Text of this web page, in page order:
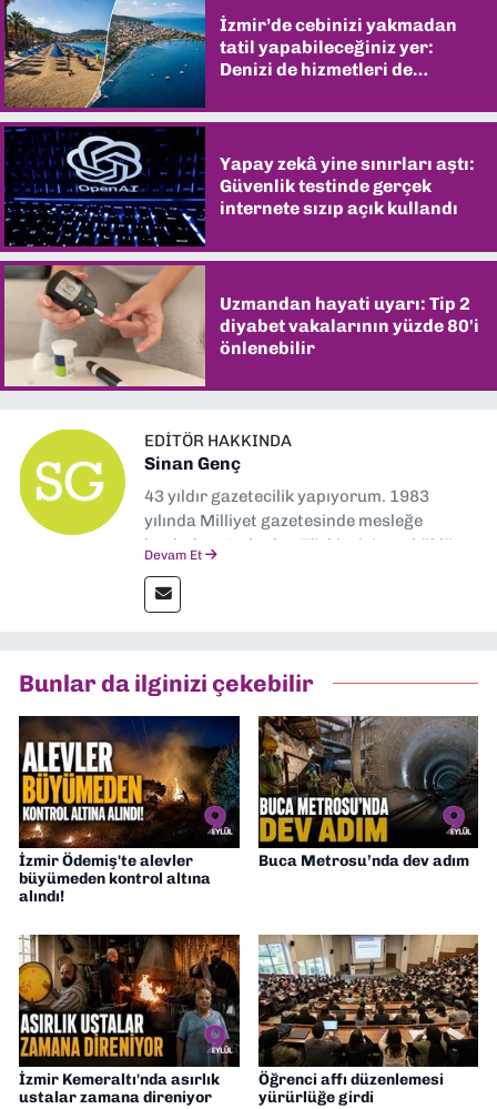
İzmir’de cebinizi yakmadan
tatil yapabileceğiniz yer:
Denizi de hizmetleri de
Yapay zekâ yine sınırları aştı:
Güvenlik testinde gerçek
internete sızıp açık kullandı
Uzmandan hayati uyarı: Tip 2
diyabet vakalarının yüzde 80'i
önlenebilir
EDITÖR HAKKINDA
Sinan Genç
43 yıldır gazetecilik yapıyorum. 1983
yılında Milliyet gazetesinde mesleğe
başladım. Ardından Türkiye’nin en köklü
muhabir, editör, müdür yardımcısı ve spor
müdürü olarak görev yaptım. Ayrıca Yeni
Gazetesi'nde editörlük yapıyorum
Devam Et
Bunlar da ilginizi çekebilir
İzmir Ödemiş'te alevler
büyümeden kontrol altına
alındı!
Buca Metrosu’nda dev adım
İzmir Kemeraltı'nda asırlık
ustalar zamana direniyor
Öğrenci affı düzenlemesi
yürürlüğe girdi